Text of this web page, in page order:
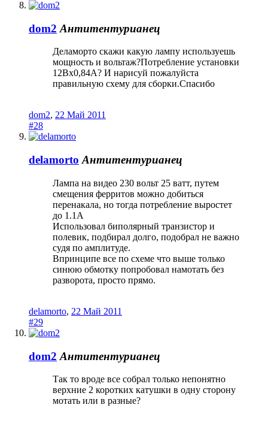
dom2 Антитентурианец
Деламорто скажи какую лампу используешь
мощность и вольтаж?Потребление установки
12Вх0,84А? И нарисуй пожалуйста
правильную схему для сборки.Спасибо
dom2, 22 Май 2011
#28
delamorto Антитентурианец
Лампа на видео 230 вольт 25 ватт, путем
смещения ферритов можно добиться
перенакала, но тогда потребление выростет
до 1.1А
Использовал биполярный транзистор и
полевик, подбирал долго, подобрал не важно
судя по амплитуде.
Впринципе все по схеме что выше только
синюю обмотку попробовал намотать без
разворота, просто прямо.
delamorto, 22 Май 2011
#29
dom2 Антитентурианец
Так то вроде все собрал только непонятно
верхние 2 коротких катушки в одну сторону
мотать или в разные?